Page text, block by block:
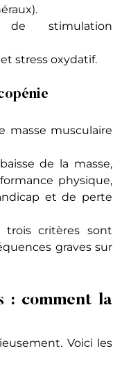
stimulation
et stress oxydatif.
masse musculaire
de la masse,
physique,
et de perte
critères sont
graves sur
: comment la
Voici les